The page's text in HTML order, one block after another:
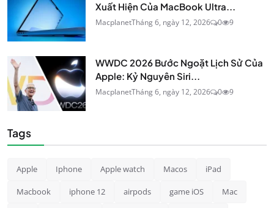
Xuất Hiện Của MacBook Ultra...
MacplanetTháng 6, ngày 12, 2026 0 9
WWDC 2026 Bước Ngoặt Lịch Sử Của
Apple: Kỷ Nguyên Siri...
MacplanetTháng 6, ngày 12, 2026 0 9
Tags
Apple Iphone Apple watch Macos iPad
Macbook iphone 12 airpods game iOS Mac